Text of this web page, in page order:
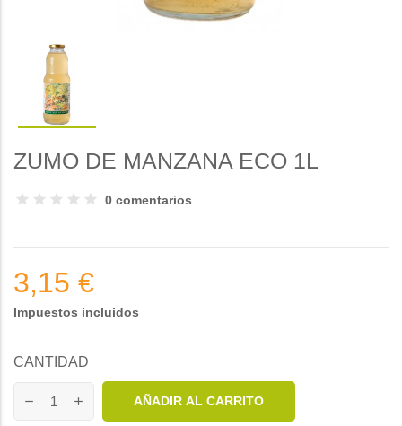
ZUMO DE MANZANA ECO 1L
0 comentarios
3,15 €
Impuestos incluidos
CANTIDAD
AÑADIR AL CARRITO